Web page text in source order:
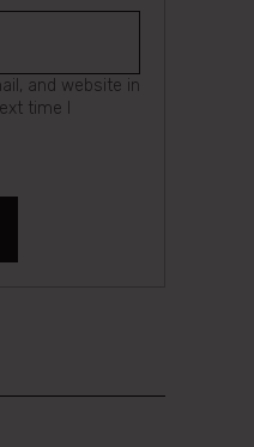
and website in
time I